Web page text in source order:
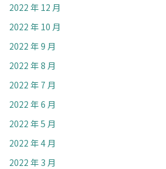
2022 年 12 月
2022 年 10 月
2022 年 9 月
2022 年 8 月
2022 年 7 月
2022 年 6 月
2022 年 5 月
2022 年 4 月
2022 年 3 月